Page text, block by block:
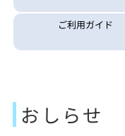
ご利用ガイド
おしらせ